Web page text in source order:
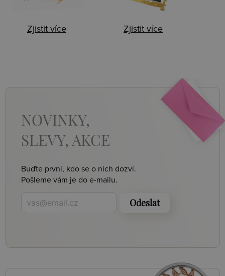
Zjistit více Zjistit více
NOVINKY,
SLEVY, AKCE
Buďte první, kdo se o nich dozví.
Pošleme vám je do e-mailu.
Odeslat